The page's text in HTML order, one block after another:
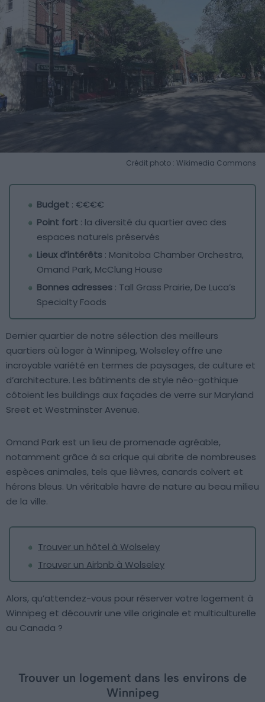
Crédit photo : Wikimedia Commons
Budget : €€€€
Point fort : la diversité du quartier avec des
espaces naturels préservés
Lieux d’intérêts : Manitoba Chamber Orchestra,
Omand Park, McClung House
Bonnes adresses : Tall Grass Prairie, De Luca’s
Specialty Foods
Dernier quartier de notre sélection des meilleurs
quartiers où loger à Winnipeg, Wolseley offre une
incroyable variété en termes de paysages, de culture et
d’architecture. Les bâtiments de style néo-gothique
côtoient les buildings aux façades de verre sur Maryland
Sreet et Westminster Avenue.
Omand Park est un lieu de promenade agréable,
notamment grâce à sa crique qui abrite de nombreuses
espèces animales, tels que lièvres, canards colvert et
hérons bleus. Un véritable havre de nature au beau milieu
de la ville.
Trouver un hôtel à Wolseley
Trouver un Airbnb à Wolseley
Alors, qu’attendez-vous pour réserver votre logement à
Winnipeg et découvrir une ville originale et multiculturelle
au Canada ?
Trouver un logement dans les environs de
Winnipeg